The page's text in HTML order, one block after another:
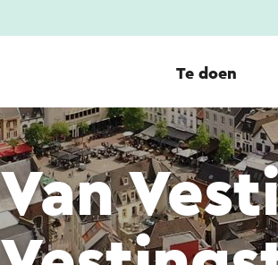
Te doen
Van